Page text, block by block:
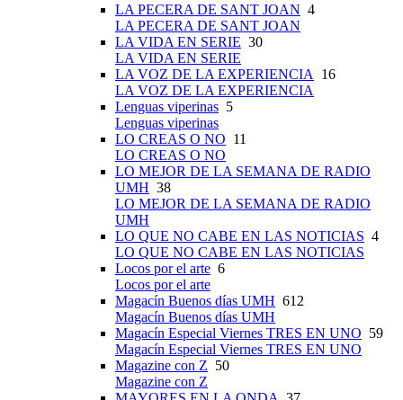
LA PECERA DE SANT JOAN 4
LA PECERA DE SANT JOAN
LA VIDA EN SERIE 30
LA VIDA EN SERIE
LA VOZ DE LA EXPERIENCIA
16
LA VOZ DE LA EXPERIENCIA
Lenguas viperinas 5
Lenguas viperinas
LO CREAS O NO 11
LO CREAS O NO
LO MEJOR DE LA SEMANA DE RADIO
UMH 38
LO MEJOR DE LA SEMANA DE RADIO
UMH
LO QUE NO CABE EN LAS NOTICIAS 4
LO QUE NO CABE EN LAS NOTICIAS
Locos por el arte 6
Locos por el arte
Magacín Buenos días UMH 612
Magacín Buenos días UMH
Magacín Especial Viernes TRES EN UNO 59
Magacín Especial Viernes TRES EN UNO
Magazine con Z 50
Magazine con Z